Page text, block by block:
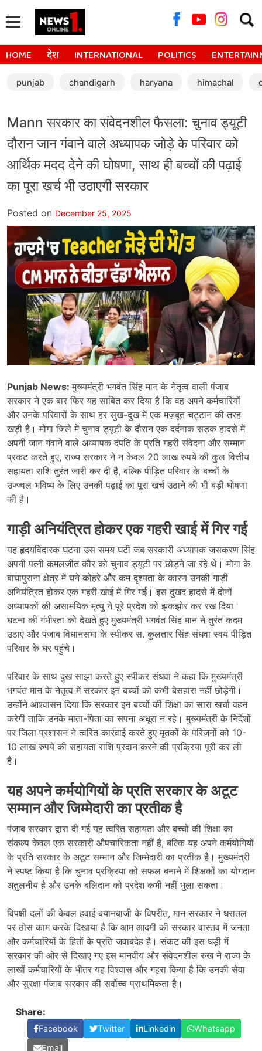
for:
HOME देश INTERNATIONAL POLITICS
punjab chandigarh haryana himachal
Mann सरकार का संवेदनशील फैसला: चुनाव ड्यूटी
दौरान जान गंवाने वाले अध्यापक जोड़े के परिवार को
आर्थिक मदद देने की घोषणा, साथ ही बच्चों की पढ़ाई
का पूरा खर्च भी उठाएगी सरकार
Posted on December 25, 2025
Punjab News:मुख्यमंत्री भगवंत सिंह मान के नेतृत्व वाली पंजाब
सरकार ने एक बार फिर यह साबित कर दिया है कि वह अपने कर्मचारियों
और उनके परिवारों के साथ हर सुख-दुख में एक मज़बूत चट्टान की तरह
खड़ी है। मोगा जिले में चुनाव ड्यूटी के दौरान एक दर्दनाक सड़क हादसे में
अपनी जान गंवाने वाले अध्यापक दंपति के प्रति गहरी संवेदना और सम्मान
प्रकट करते हुए, राज्य सरकार ने न केवल 20 लाख रुपये की कुल वित्तीय
सहायता राशि तुरंत जारी कर दी है, बल्कि पीड़ित परिवार के बच्चों के
उज्ज्वल भविष्य के लिए उनकी पढ़ाई का पूरा खर्च उठाने की भी बड़ी घोषणा
की है।
गाड़ी अनियंत्रित होकर एक गहरी खाई में गिर गई
यह हृदयविदारक घटना उस समय घटी जब सरकारी अध्यापक जसकरण सिंह
अपनी पत्नी कमलजीत कौर को चुनाव ड्यूटी पर छोड़ने जा रहे थे। मोगा के
बाघापुराना क्षेत्र में घने कोहरे और कम दृश्यता के कारण उनकी गाड़ी
अनियंत्रित होकर एक गहरी खाई में गिर गई। इस दुखद हादसे में दोनों
अध्यापकों की असामयिक मृत्यु ने पूरे प्रदेश को झकझोर कर रख दिया।
घटना की गंभीरता को देखते हुए मुख्यमंत्री भगवंत सिंह मान ने तुरंत कदम
उठाए और पंजाब विधानसभा के स्पीकर स. कुलतार सिंह संधवा स्वयं पीड़ित
परिवार के घर पहुंचे।
परिवार के साथ दुख साझा करते हुए स्पीकर संधवा ने कहा कि मुख्यमंत्री
भगवंत मान के नेतृत्व में सरकार इन बच्चों को कभी बेसहारा नहीं छोड़ेगी।
उन्होंने आश्वासन दिया कि सरकार इन बच्चों की शिक्षा का सारा खर्चा वहन
करेगी ताकि उनके माता-पिता का सपना अधूरा न रहे। मुख्यमंत्री के निर्देशों
पर जिला प्रशासन ने त्वरित कार्रवाई करते हुए मृतकों के परिजनों को 10-
10 लाख रुपये की सहायता राशि प्रदान करने की प्रक्रिया पूरी कर ली
है।
यह अपने कर्मयोगियों के प्रति सरकार के अटूट
सम्मान और जिम्मेदारी का प्रतीक है
पंजाब सरकार द्वारा दी गई यह त्वरित सहायता और बच्चों की शिक्षा का
संकल्प केवल एक सरकारी औपचारिकता नहीं है, बल्कि यह अपने कर्मयोगियों
के प्रति सरकार के अटूट सम्मान और जिम्मेदारी का प्रतीक है। मुख्यमंत्री
ने स्पष्ट किया है कि चुनाव प्रक्रिया को सफल बनाने में शिक्षकों का योगदान
अतुलनीय है और उनके बलिदान को प्रदेश कभी नहीं भुला सकता।
विपक्षी दलों की केवल हवाई बयानबाजी के विपरीत, मान सरकार ने धरातल
पर ठोस काम करके दिखाया है कि आम आदमी की सरकार वास्तव में जनता
और कर्मचारियों के हितों के प्रति जवाबदेह है। संकट की इस घड़ी में
सरकार की ओर से दिखाए गए इस मानवीय और संवेदनशील रुख ने राज्य के
लाखों कर्मचारियों के भीतर यह विश्वास और गहरा किया है कि उनकी सेवा
और सुरक्षा पंजाब सरकार की सर्वोच्च प्राथमिकता है।
Share:
Facebook Twitter Linkedin
Whatsapp
Email